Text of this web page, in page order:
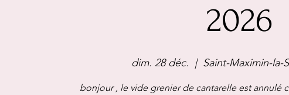
2026
dim. 28 déc.
  |
Saint-Maximin-la-
bonjour , le vide grenier de cantarelle est annulé